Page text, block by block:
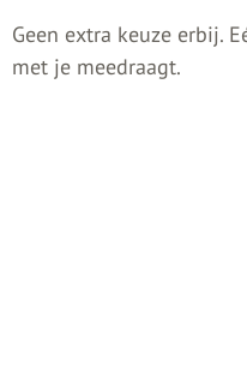
Geen extra keuze erbij.
met je meedraagt.